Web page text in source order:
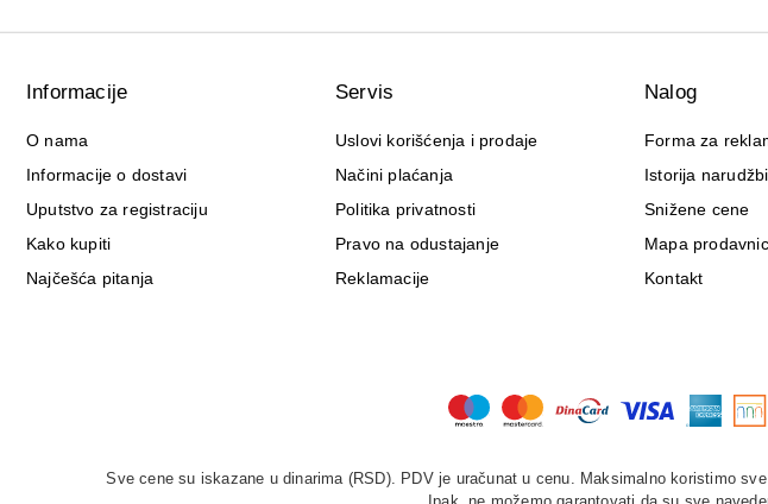
Informacije
O nama
Informacije o dostavi
Uputstvo za registraciju
Kako kupiti
Najčešća pitanja
Servis
Uslovi korišćenja i prodaje
Načini plaćanja
Politika privatnosti
Pravo na odustajanje
Reklamacije
Nalog
Forma za
Istorija
Snižene cene
Mapa
Kontakt
Sve cene su iskazane u dinarima (RSD). PDV je uračunat u cenu. Maksimalno koristimo